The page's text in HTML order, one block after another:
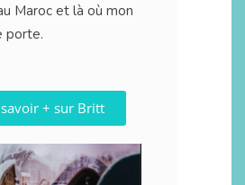
Maroc et là où mon
porte.
savoir + sur Britt